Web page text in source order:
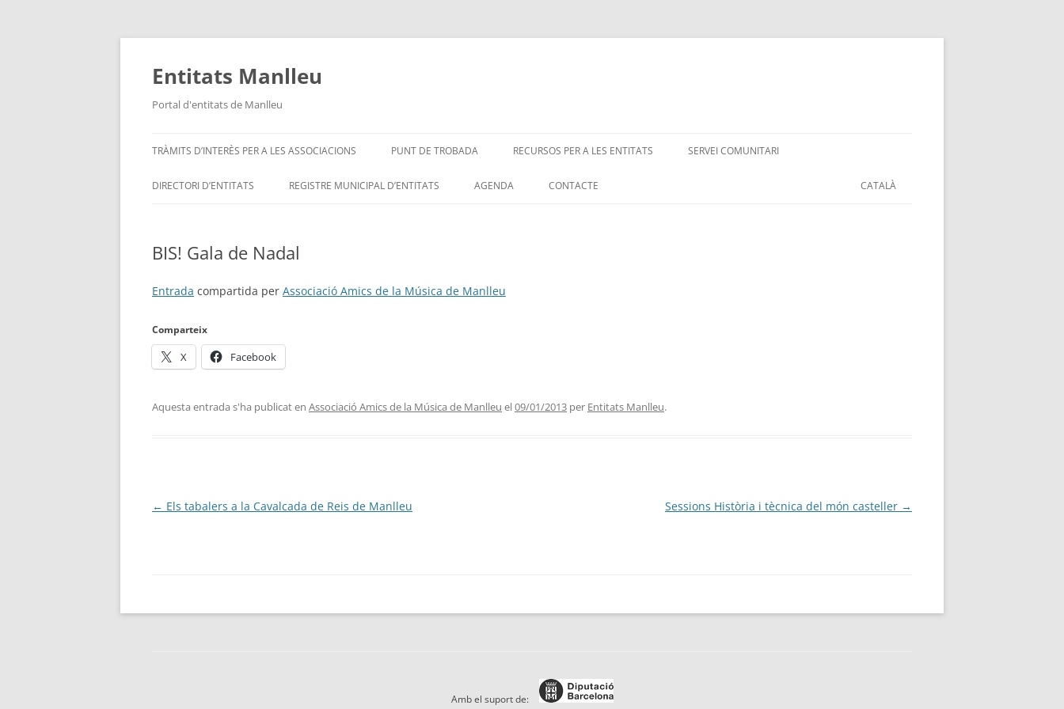
Vés
contingut
Entitats Manlleu
Portal d'entitats de Manlleu
TRÀMITS D’INTERÈS PER A LES ASSOCIACIONS PUNT DE TROBADA RECURSOS PER A LES ENTITATS SERVEI COMUNITARI
DIRECTORI D’ENTITATS
SITUA’M – MAPA D’ENTITATS
REGISTRE MUNICIPAL D’ENTITATS AGENDA CONTACTE CATALÀ
BIS! Gala de Nadal
Entrada compartida per Associació Amics de la Música de Manlleu
Comparteix
X Facebook
Aquesta entrada s'ha publicat en Associació Amics de la Música de Manlleu el09/01/2013 per Entitats Manlleu.
Navegació
← Els tabalers a la Cavalcada de Reis de Manlleu Sessions Història i tècnica del món casteller →
Amb el suport de: